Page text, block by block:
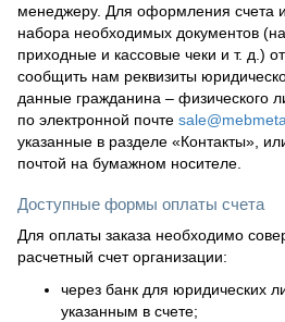
менеджеру. Для оформления счета и
набора необходимых документов
приходные и кассовые чеки и т. д.)
сообщить нам реквизиты
данные гражданина – физического
по электронной почте
указанные в разделе «Контакты»,
почтой на бумажном носителе.
Доступные формы оплаты счета
Для оплаты заказа необходимо
расчетный счет организации:
через банк для юридических
указанным в счете;